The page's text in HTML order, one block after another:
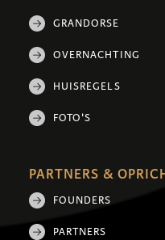
GRANDORSE
OVERNACHTING
HUISREGELS
FOTO'S
PARTNERS &
FOUNDERS
PARTNERS